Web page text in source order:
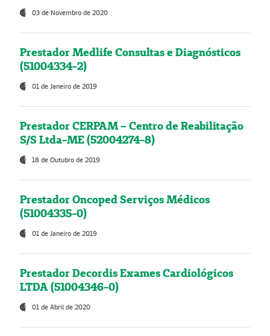
03 de Novembro de 2020
Prestador Medlife Consultas e Diagnósticos
(51004334-2)
01 de Janeiro de 2019
Prestador CERPAM – Centro de Reabilitação
S/S Ltda-ME (52004274-8)
18 de Outubro de 2019
Prestador Oncoped Serviços Médicos
(51004335-0)
01 de Janeiro de 2019
Prestador Decordis Exames Cardiológicos
LTDA (51004346-0)
01 de Abril de 2020